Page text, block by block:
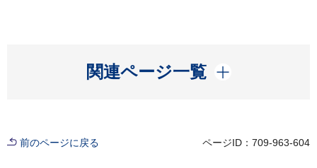
関連ページ一覧
開く
前のページに戻る ページID：709-963-604